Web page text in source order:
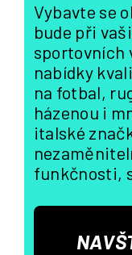
Vybavte se
bude při
sportovních
nabídky
na fotbal,
házenou i
italské
funkčnosti,